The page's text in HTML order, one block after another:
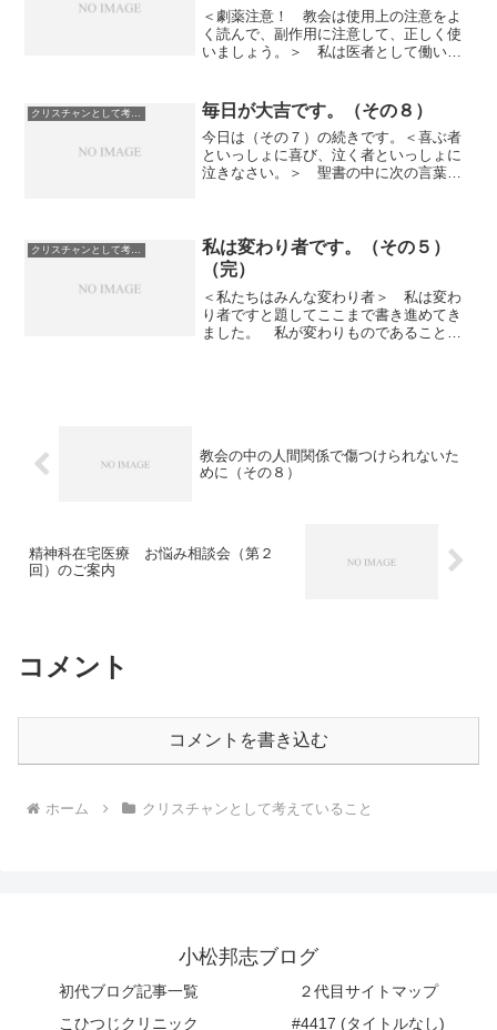
＜劇薬注意！ 教会は使用上の注意をよ
く読んで、副作用に注意して、正しく使
いましょう。＞ 私は医者として働いて
非常にたくさんの種類の薬がありま
す。 よく効く薬もあれば、効...
毎日が大吉です。（その８）
今日は（その７）の続きです。＜喜ぶ者
といっしょに喜び、泣く者といっしょに
泣きなさい。＞ 聖書の中に次の言葉が
の講演で聞いたのですが、...
クリスチャンとして考えていること
私は変わり者です。（その５）
（完）
＜私たちはみんな変わり者＞ 私は変わ
り者ですと題してここまで書き進めてき
ました。 私が変わりものであることに
教会の中の人間関係で傷つけられないた
めに（その８）
精神科在宅医療 お悩み相談会（第２
回）のご案内
コメント
コメントを書き込む
ホーム クリスチャンとして考えていること
小松邦志ブログ
初代ブログ記事一覧
２代目サイトマップ
こひつじクリニック
#4417 (タイトルなし)